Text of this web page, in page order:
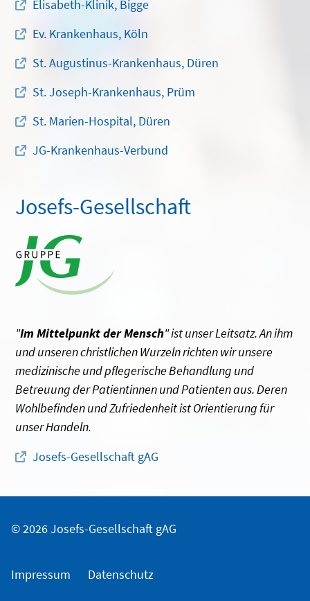
Elisabeth-Klinik, Bigge
Ev. Krankenhaus, Köln
St. Augustinus-Krankenhaus, Düren
St. Joseph-Krankenhaus, Prüm
St. Marien-Hospital, Düren
JG-Krankenhaus-Verbund
Josefs-Gesellschaft
"Im Mittelpunkt der Mensch" ist unser Leitsatz. An ihm
und unseren christlichen Wurzeln richten wir unsere
medizinische und pflegerische Behandlung und
Betreuung der Patientinnen und Patienten aus. Deren
Wohlbefinden und Zufriedenheit ist Orientierung für
unser Handeln.
Josefs-Gesellschaft gAG
Impressum Datenschutz
© 2026 Josefs-Gesellschaft gAG